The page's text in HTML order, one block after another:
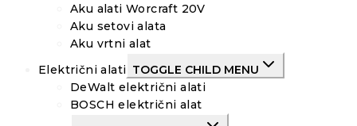
Aku alati Worcraft 20V
Aku setovi alata
Aku vrtni alat
Električni alati TOGGLE CHILD MENU
DeWalt električni alati
BOSCH električni alat